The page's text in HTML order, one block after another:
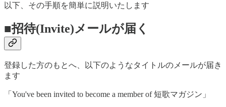
以下、その手順を簡単に説明いたします
■招待(Invite)メールが届く
登録した方のもとへ、以下のようなタイトルのメールが届き
ます
「You've been invited to become a member of 短歌マガジン」